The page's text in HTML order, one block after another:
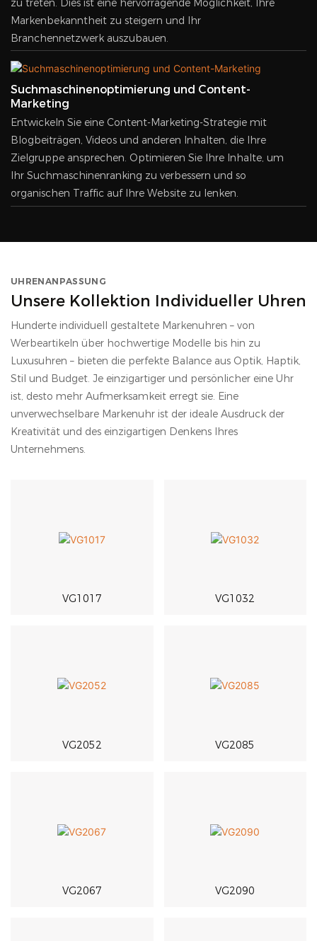
zu treten. Dies ist eine hervorragende Möglichkeit, Ihre
Markenbekanntheit zu steigern und Ihr
Branchennetzwerk auszubauen.
Suchmaschinenoptimierung und Content-
Marketing
Entwickeln Sie eine Content-Marketing-Strategie mit
Blogbeiträgen, Videos und anderen Inhalten, die Ihre
Zielgruppe ansprechen. Optimieren Sie Ihre Inhalte, um
Ihr Suchmaschinenranking zu verbessern und so
organischen Traffic auf Ihre Website zu lenken.
UHRENANPASSUNG
Unsere Kollektion Individueller Uhren
Hunderte individuell gestaltete Markenuhren – von
Werbeartikeln über hochwertige Modelle bis hin zu
Luxusuhren – bieten die perfekte Balance aus Optik, Haptik,
Stil und Budget. Je einzigartiger und persönlicher eine Uhr
ist, desto mehr Aufmerksamkeit erregt sie. Eine
unverwechselbare Markenuhr ist der ideale Ausdruck der
Kreativität und des einzigartigen Denkens Ihres
Unternehmens.
VG1017 VG1032
VG2052 VG2085
VG2067 VG2090